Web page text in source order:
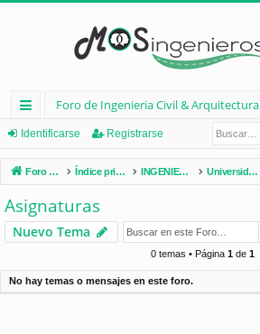
nl
ac
es
rá
pi
d
Foro de Ingenieria Civil & Arquitectura
Identificarse Registrarse
Foro de Ingenieria Civil & Arquitectura Índice principal INGENIERÍA CIVIL (España) Universidades de España
Asignaturas
Nuevo Tema
0 temas • Página 1de 1
No hay temas o mensajes en este foro.